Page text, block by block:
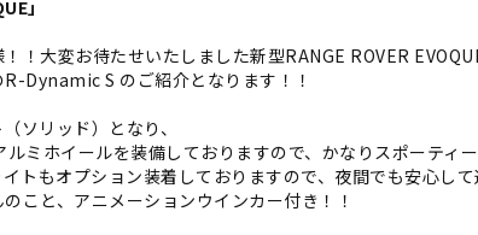
」
！大変お待たせいたしました新型RANGE ROVER
Dynamic S のご紹介となります！！
ソリッド）となり、
ミホイールを装備しておりますので、かなりスポーティー
トもオプション装着しておりますので、夜間でも安心し
こと、アニメーションウインカー付き！！